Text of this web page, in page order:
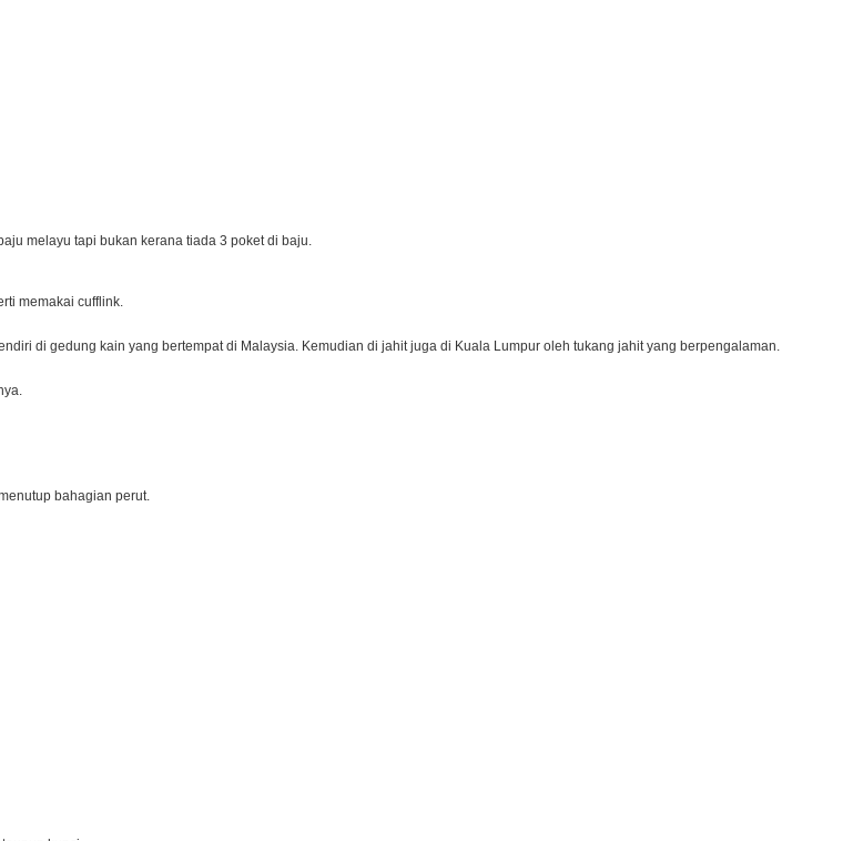
melayu tapi bukan kerana tiada 3 poket di baju.
memakai cufflink.
di gedung kain yang bertempat di Malaysia. Kemudian di jahit juga di Kuala Lumpur oleh tukang jahit yang berpengalaman.
bahagian perut.